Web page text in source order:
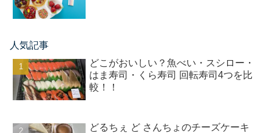
人気記事
どこがおいしい？魚べい・スシロー・
はま寿司・くら寿司 回転寿司4つを比
較！！
どるちぇ ど さんちょのチーズケーキ